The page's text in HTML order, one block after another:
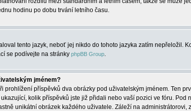
hodinu po dobu trvání letního času.
tento jazyk, neboť jej nikdo do tohoto jazyka zatím nepřeložil.
se podívejte na stránky phpBB Group.
jménem?
prohlížení příspěvků dva obrázky pod uživatelským jménem. Ten
kolik příspěvků jste již přidali nebo vaší pozici ve fóru. Pod
unikátní obrázek každého uživatele. Záleží na administrátorovi,